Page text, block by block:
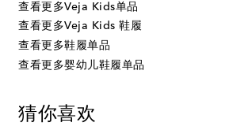
查看更多Veja Kids单品
查看更多Veja Kids 鞋履
查看更多鞋履单品
查看更多婴幼儿鞋履单品
猜你喜欢